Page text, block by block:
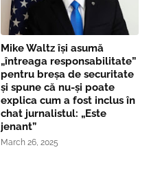
Mike Waltz îşi asumă
„întreaga responsabilitate”
pentru breşa de securitate
și spune că nu-și poate
explica cum a fost inclus în
chat jurnalistul: „Este
jenant”
March 26, 2025